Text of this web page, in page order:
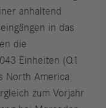
anhaltend
in das
die
Einheiten (Q1
North America
zum Vorjahr